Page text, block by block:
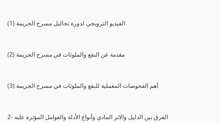
(1) الفيديو الترويجي لدورة تحاليل مسرح الجريمة
(2) مقدمة عن البقع والملوثات في مسرح الجريمة
(3) أهم الفحوصات المعملية للبقع والملوثات في مسرح الجريمة
2- الفرق بين الدليل والاثر المادي وأنواع الأدلة والعوامل المؤثرة عليه